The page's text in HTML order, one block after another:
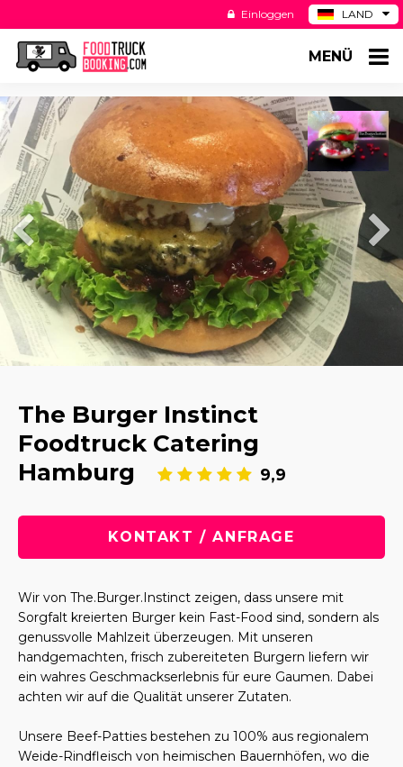
LAND
ES
US
Einloggen
MENÜ
The Burger Instinct
Foodtruck Catering
Hamburg
9,9
KONTAKT / ANFRAGE
Wir von The.Burger.Instinct zeigen, dass unsere mit
Sorgfalt kreierten Burger kein Fast-Food sind, sondern als
genussvolle Mahlzeit überzeugen. Mit unseren
handgemachten, frisch zubereiteten Burgern liefern wir
ein wahres Geschmackserlebnis für eure Gaumen. Dabei
achten wir auf die Qualität unserer Zutaten.
Unsere Beef-Patties bestehen zu 100% aus regionalem
Weide-Rindfleisch von heimischen Bauernhöfen, wo die